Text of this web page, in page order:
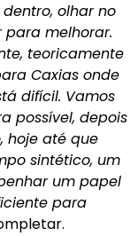
olhar no
para melhorar.
teoricamente
Caxias onde
difícil. Vamos
possível, depois
hoje até que
sintético, um
um papel
para